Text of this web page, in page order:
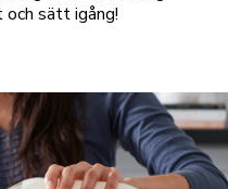
sätt igång!